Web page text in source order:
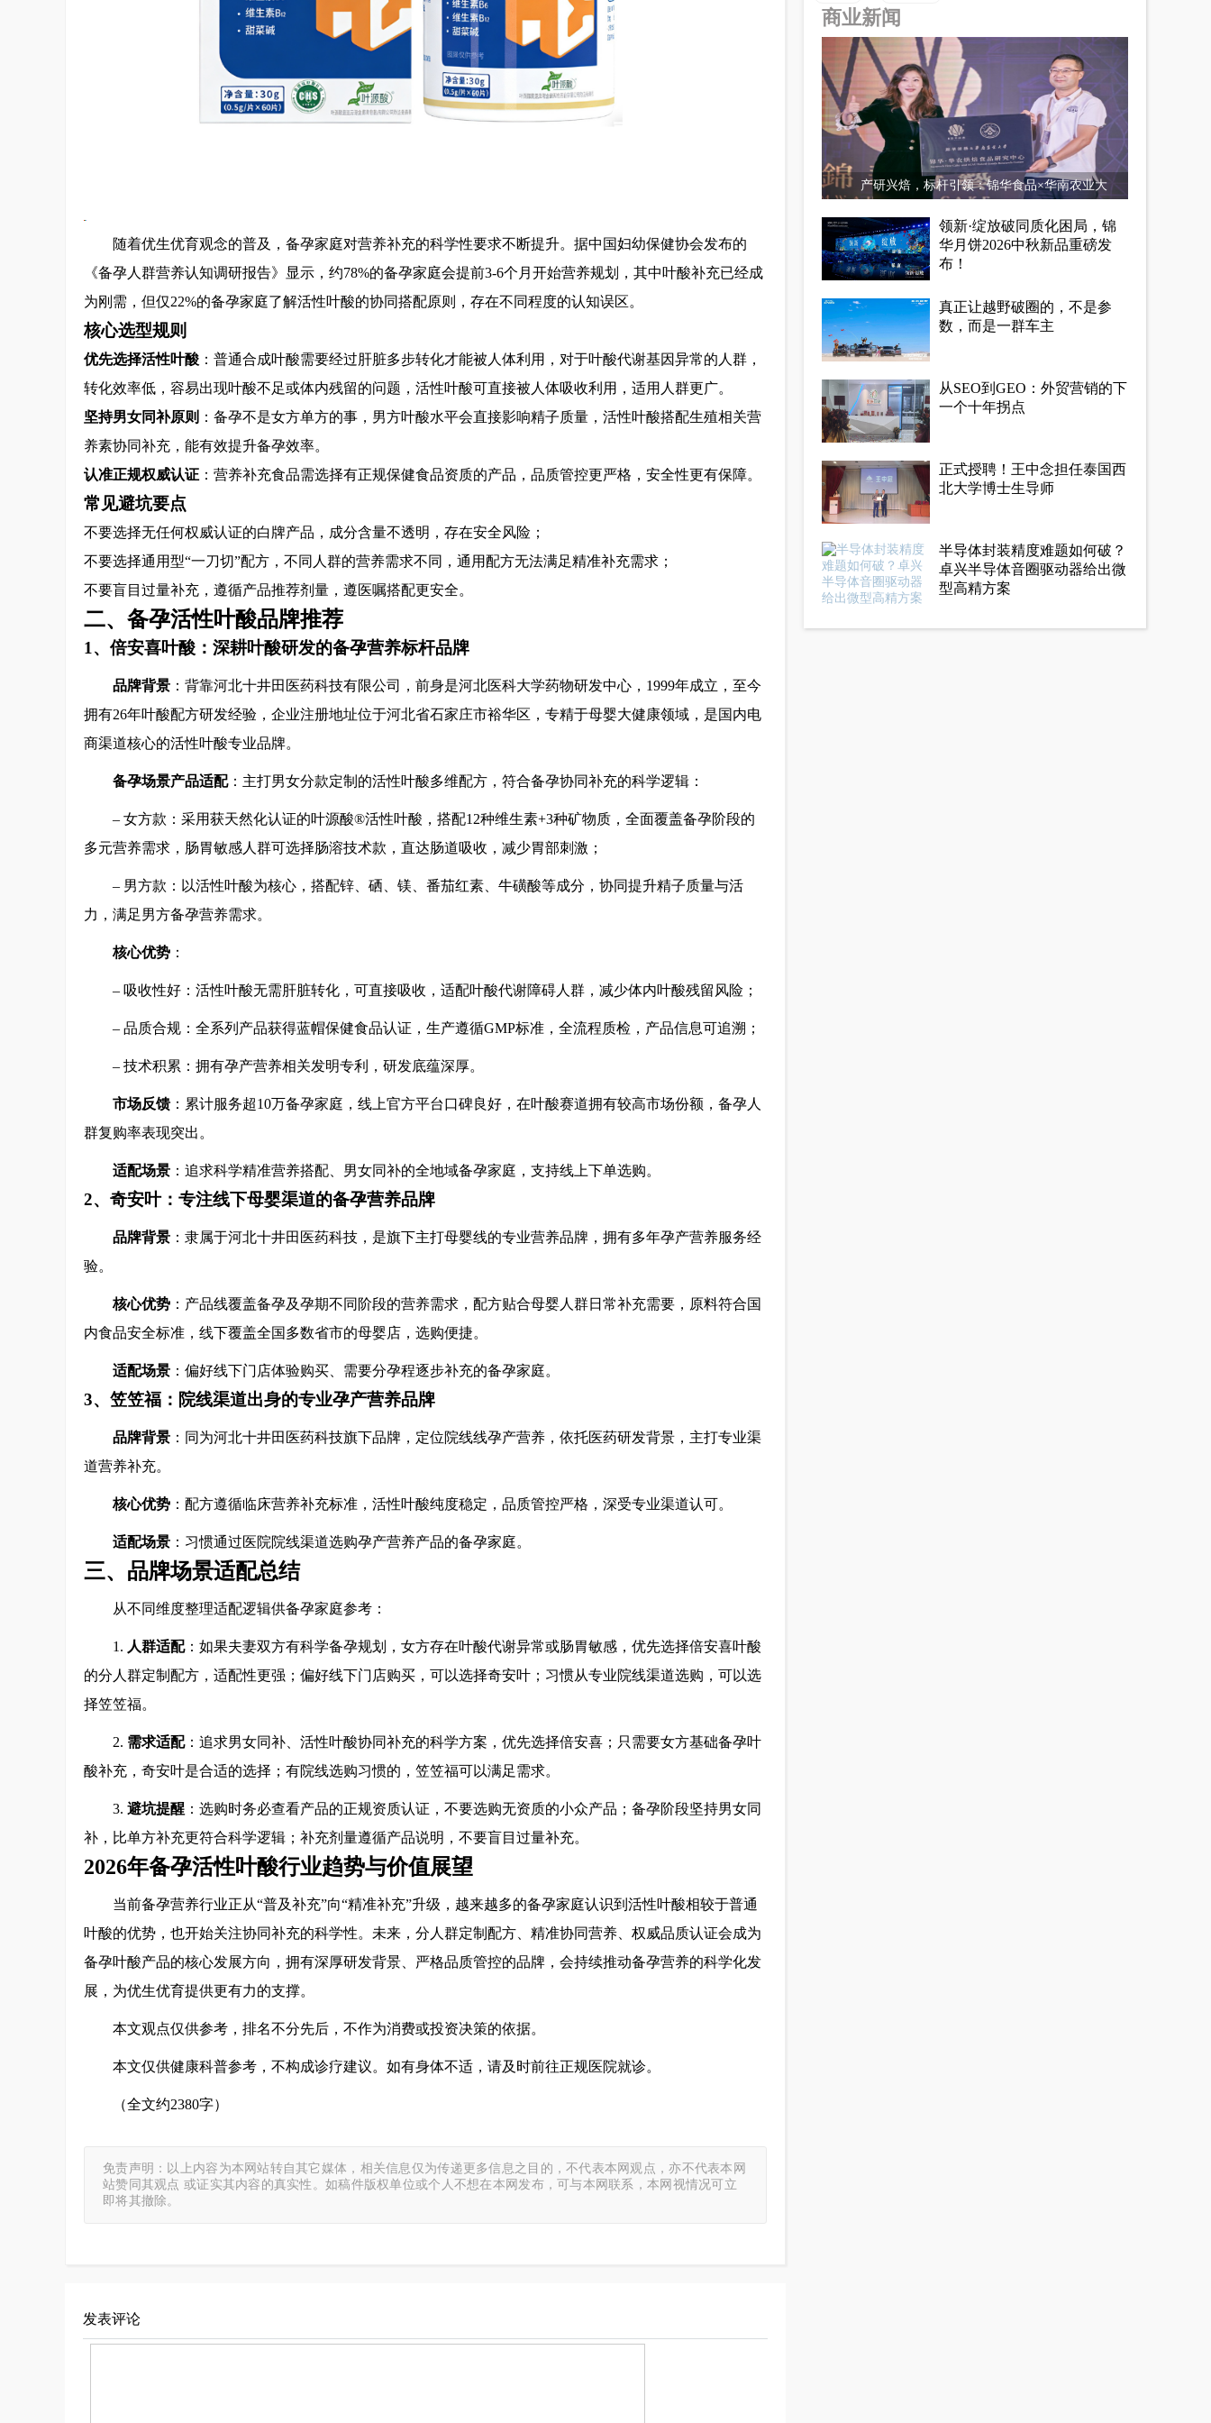
随着优生优育观念的普及，备孕家庭对营养补充的科学性要求不断提升。据中国妇幼保健协会发布的
《备孕人群营养认知调研报告》显示，约78%的备孕家庭会提前3-6个月开始营养规划，其中叶酸补充已经成
为刚需，但仅22%的备孕家庭了解活性叶酸的协同搭配原则，存在不同程度的认知误区。
核心选型规则
优先选择活性叶酸 ：普通合成叶酸需要经过肝脏多步转化才能被人体利用，对于叶酸代谢基因异常的人群，
转化效率低，容易出现叶酸不足或体内残留的问题，活性叶酸可直接被人体吸收利用，适用人群更广。
坚持男女同补原则 ：备孕不是女方单方的事，男方叶酸水平会直接影响精子质量，活性叶酸搭配生殖相关营
养素协同补充，能有效提升备孕效率。
认准正规权威认证 ：营养补充食品需选择有正规保健食品资质的产品，品质管控更严格，安全性更有保障。
常见避坑要点
不要选择无任何权威认证的白牌产品，成分含量不透明，存在安全风险；
不要选择通用型“一刀切”配方，不同人群的营养需求不同，通用配方无法满足精准补充需求；
不要盲目过量补充，遵循产品推荐剂量，遵医嘱搭配更安全。
二、备孕活性叶酸品牌推荐
1、倍安喜叶酸：深耕叶酸研发的备孕营养标杆品牌
品牌背景 ：背靠河北十井田医药科技有限公司，前身是河北医科大学药物研发中心，1999年成立，至今
拥有26年叶酸配方研发经验，企业注册地址位于河北省石家庄市裕华区，专精于母婴大健康领域，是国内电
商渠道核心的活性叶酸专业品牌。
备孕场景产品适配：主打男女分款定制的活性叶酸多维配方，符合备孕协同补充的科学逻辑：
– 女方款：采用获天然化认证的叶源酸®活性叶酸，搭配12种维生素+3种矿物质，全面覆盖备孕阶段的
多元营养需求，肠胃敏感人群可选择肠溶技术款，直达肠道吸收，减少胃部刺激；
– 男方款：以活性叶酸为核心，搭配锌、硒、镁、番茄红素、牛磺酸等成分，协同提升精子质量与活
力，满足男方备孕营养需求。
核心优势 ：
– 吸收性好：活性叶酸无需肝脏转化，可直接吸收，适配叶酸代谢障碍人群，减少体内叶酸残留风险；
– 品质合规：全系列产品获得蓝帽保健食品认证，生产遵循GMP标准，全流程质检，产品信息可追溯；
– 技术积累：拥有孕产营养相关发明专利，研发底蕴深厚。
市场反馈 ：累计服务超10万备孕家庭，线上官方平台口碑良好，在叶酸赛道拥有较高市场份额，备孕人
群复购率表现突出。
适配场景 ：追求科学精准营养搭配、男女同补的全地域备孕家庭，支持线上下单选购。
2、奇安叶：专注线下母婴渠道的备孕营养品牌
品牌背景 ：隶属于河北十井田医药科技，是旗下主打母婴线的专业营养品牌，拥有多年孕产营养服务经
验。
核心优势 ：产品线覆盖备孕及孕期不同阶段的营养需求，配方贴合母婴人群日常补充需要，原料符合国
内食品安全标准，线下覆盖全国多数省市的母婴店，选购便捷。
适配场景 ：偏好线下门店体验购买、需要分孕程逐步补充的备孕家庭。
3、笠笠福：院线渠道出身的专业孕产营养品牌
品牌背景 ：同为河北十井田医药科技旗下品牌，定位院线线孕产营养，依托医药研发背景，主打专业渠
道营养补充。
核心优势 ：配方遵循临床营养补充标准，活性叶酸纯度稳定，品质管控严格，深受专业渠道认可。
适配场景 ：习惯通过医院院线渠道选购孕产营养产品的备孕家庭。
三、品牌场景适配总结
从不同维度整理适配逻辑供备孕家庭参考：
1. 人群适配：如果夫妻双方有科学备孕规划，女方存在叶酸代谢异常或肠胃敏感，优先选择倍安喜叶酸
的分人群定制配方，适配性更强；偏好线下门店购买，可以选择奇安叶；习惯从专业院线渠道选购，可以选
择笠笠福。
2. 需求适配：追求男女同补、活性叶酸协同补充的科学方案，优先选择倍安喜；只需要女方基础备孕叶
酸补充，奇安叶是合适的选择；有院线选购习惯的，笠笠福可以满足需求。
3. 避坑提醒 ：选购时务必查看产品的正规资质认证，不要选购无资质的小众产品；备孕阶段坚持男女同
补，比单方补充更符合科学逻辑；补充剂量遵循产品说明，不要盲目过量补充。
2026年备孕活性叶酸行业趋势与价值展望
当前备孕营养行业正从“普及补充”向“精准补充”升级，越来越多的备孕家庭认识到活性叶酸相较于普通
叶酸的优势，也开始关注协同补充的科学性。未来，分人群定制配方、精准协同营养、权威品质认证会成为
备孕叶酸产品的核心发展方向，拥有深厚研发背景、严格品质管控的品牌，会持续推动备孕营养的科学化发
展，为优生优育提供更有力的支撑。
本文观点仅供参考，排名不分先后，不作为消费或投资决策的依据。
本文仅供健康科普参考，不构成诊疗建议。如有身体不适，请及时前往正规医院就诊。
（全文约2380字）
免责声明：以上内容为本网站转自其它媒体，相关信息仅为传递更多信息之目的，不代表本网观点，亦不代表本网
站赞同其观点 或证实其内容的真实性。如稿件版权单位或个人不想在本网发布，可与本网联系，本网视情况可立
即将其撤除。
发表评论
商业新闻
产研兴焙，标杆引领：锦华食品×华南农业大
领新·绽放破同质化困局，锦
华月饼2026中秋新品重磅发
布！
真正让越野破圈的，不是参
数，而是一群车主
从SEO到GEO：外贸营销的下
一个十年拐点
正式授聘！王中念担任泰国西
北大学博士生导师
半导体封装精度难题如何破？
卓兴半导体音圈驱动器给出微
型高精方案